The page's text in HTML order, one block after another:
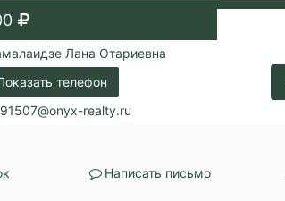
Лана Отариевна
телефон
realty.ru
Написать письмо